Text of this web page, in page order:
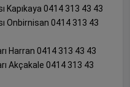
Kapıkaya 0414 313 43 43
Onbirnisan 0414 313 43
Harran 0414 313 43 43
Akçakale 0414 313 43